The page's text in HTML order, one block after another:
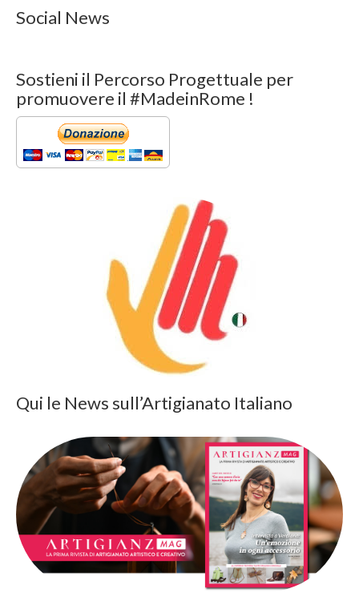
Social News
Sostieni il Percorso Progettuale per
promuovere il #MadeinRome !
Qui le News sull’Artigianato Italiano